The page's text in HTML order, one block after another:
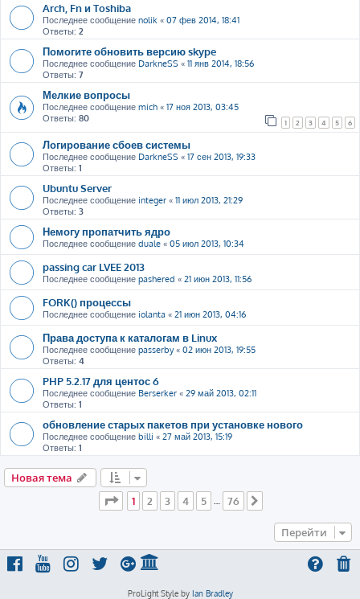
Arch, Fn и Toshiba
Последнее сообщение nolik « 07 фев 2014, 18:41
Ответы: 2
Помогите обновить версию skype
Последнее сообщение DarkneSS « 11 янв 2014, 18:56
Ответы: 7
Мелкие вопросы
Последнее сообщение mich « 17 ноя 2013, 03:45
Ответы: 80 1 2 3 4 5 6
Логирование сбоев системы
Последнее сообщение DarkneSS « 17 сен 2013, 19:33
Ответы: 1
Ubuntu Server
Последнее сообщение integer « 11 июл 2013, 21:29
Ответы: 3
Немогу пропатчить ядро
Последнее сообщение duale « 05 июл 2013, 10:34
passing car LVEE 2013
Последнее сообщение pashered « 21 июн 2013, 11:56
FORK() процессы
Последнее сообщение iolanta « 21 июн 2013, 04:16
Права доступа к каталогам в Linux
Последнее сообщение passerby« 02 июн 2013, 19:55
Ответы: 4
PHP 5.2.17 для центос 6
Последнее сообщение Berserker « 29 май 2013, 02:11
Ответы: 1
обновление старых пакетов при установке нового
Последнее сообщение billi « 27 май 2013, 15:19
Ответы: 1
Новая тема
Страница
из 76
1 2 3 4 5 … 76
Перейти
ProLight Style by Ian Bradley